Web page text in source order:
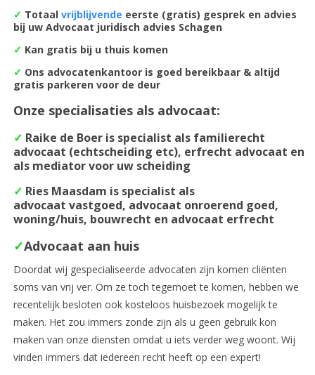
✓ Totaalvrijblijvende eerste (gratis) gesprek en advies
bij uw Advocaat juridisch advies Schagen
✓ Kan gratis bij u thuis komen
✓ Ons advocatenkantoor is goed bereikbaar & altijd
gratis parkeren voor de deur
Onze specialisaties als advocaat:
✓ Raike de Boer is specialist als familierecht
advocaat (echtscheiding etc), erfrecht advocaat en
als mediator voor uw scheiding
✓ Ries Maasdam is specialist als
advocaat vastgoed, advocaat onroerend goed,
woning/huis, bouwrecht en advocaat erfrecht
✓Advocaat aan huis
Doordat wij gespecialiseerde advocaten zijn komen cliënten
soms van vrij ver. Om ze toch tegemoet te komen, hebben we
recentelijk besloten ook kosteloos huisbezoek mogelijk te
maken. Het zou immers zonde zijn als u geen gebruik kon
maken van onze diensten omdat u iets verder weg woont. Wij
vinden immers dat iedereen recht heeft op een expert!